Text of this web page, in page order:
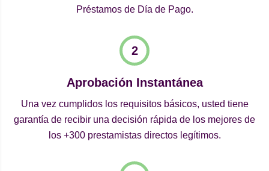
Préstamos de Día de Pago.
Aprobación Instantánea
Una vez cumplidos los requisitos básicos, usted tiene
garantía de recibir una decisión rápida de los mejores de
los +300 prestamistas directos legítimos.